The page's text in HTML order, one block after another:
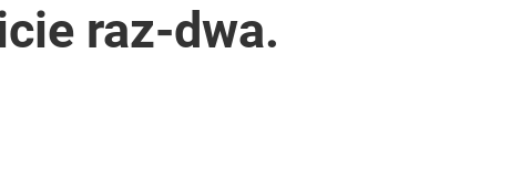
raz-dwa.